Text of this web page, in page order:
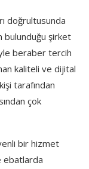
doğrultusunda
bulunduğu şirket
beraber tercih
kaliteli ve dijital
tarafından
çok
bir hizmet
ebatlarda